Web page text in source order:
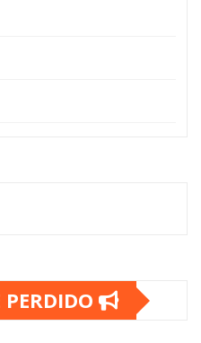
PERDIDO